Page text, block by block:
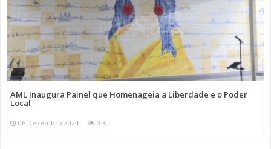
AML Inaugura Painel que Homenageia a Liberdade e o Poder
Local
06 Dezembro 2024 0 K